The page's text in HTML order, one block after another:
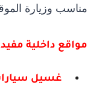
مناسب وزيارة
مواقع داخلية
غسيل